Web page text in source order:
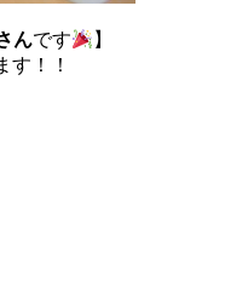
んです
】
す！！